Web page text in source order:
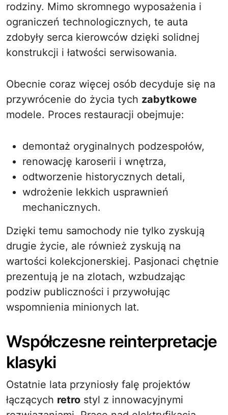
rodziny. Mimo skromnego wyposażenia i
ograniczeń technologicznych, te auta
zdobyły serca kierowców dzięki solidnej
konstrukcji i łatwości serwisowania.
Obecnie coraz więcej osób decyduje się na
przywrócenie do życia tych zabytkowe
modele. Proces restauracji obejmuje:
demontaż oryginalnych podzespołów,
renowację karoserii i wnętrza,
odtworzenie historycznych detali,
wdrożenie lekkich usprawnień
mechanicznych.
Dzięki temu samochody nie tylko zyskują
drugie życie, ale również zyskują na
wartości kolekcjonerskiej. Pasjonaci chętnie
prezentują je na zlotach, wzbudzając
podziw publiczności i przywołując
wspomnienia minionych lat.
Współczesne reinterpretacje
klasyki
Ostatnie lata przyniosły falę projektów
łączących retro styl z innowacyjnymi